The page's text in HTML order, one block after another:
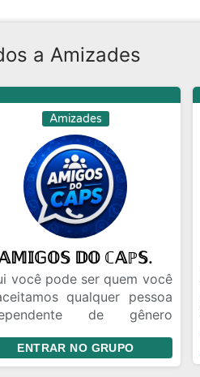
a Amizades
Amizades
𝔻𝕆 ℂ𝔸ℙ𝕊.
você pode ser quem você
qualquer pessoa
de gênero
des que sigam às
do grupo serão todos
ENTRAR NO GRUPO